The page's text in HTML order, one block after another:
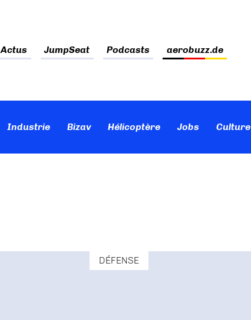
Actus JumpSeat Podcasts aerobuzz.de
Industrie Bizav Hélicoptère Jobs
DÉFENSE